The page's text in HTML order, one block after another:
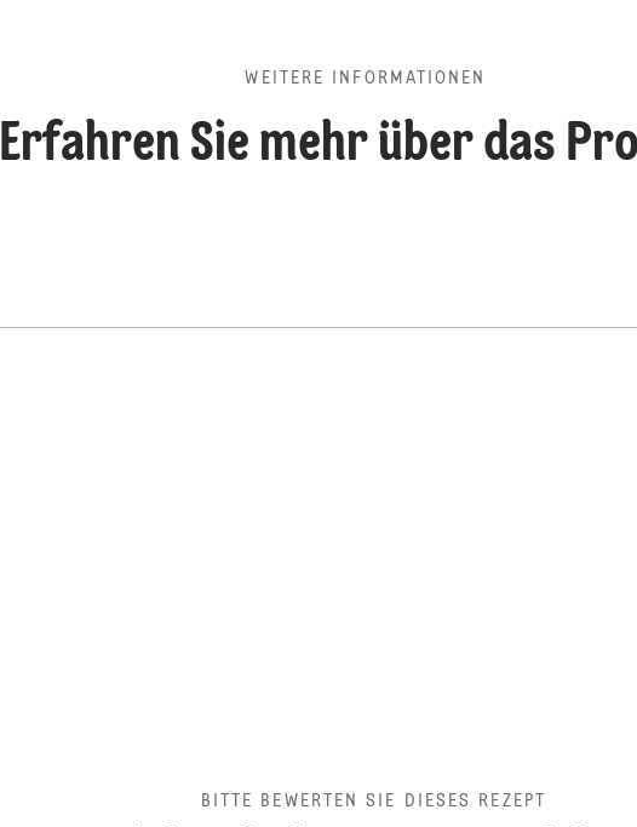
WEITERE INFORMATIONEN
Erfahren Sie mehr über das
BITTE BEWERTEN SIE DIESES REZEPT